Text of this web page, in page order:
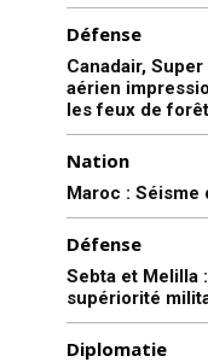
Défense
Canadair,
aérien
les feux de forêt
Nation
Maroc : Séisme
Défense
Sebta et Melilla
supériorité
Diplomatie